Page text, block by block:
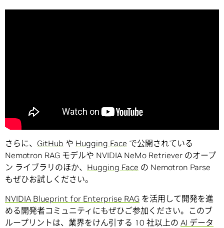
さらに、 GitHub や Hugging Face で公開されている
Nemotron RAG モデルや NVIDIA NeMo Retriever のオープ
ン ライブラリのほか、 Hugging Face の Nemotron Parse
もぜひお試しください。
NVIDIA Blueprint for Enterprise RAG を活用して開発を進
める開発者コミュニティにもぜひご参加ください。このブ
ループリントは、業界をけん引する 10 社以上の AI データ